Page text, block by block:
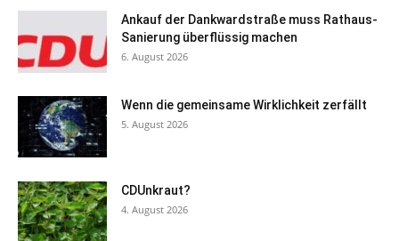
Ankauf der Dankwardstraße muss Rathaus-
Sanierung überflüssig machen
6. August 2026
Wenn die gemeinsame Wirklichkeit zerfällt
5. August 2026
CDUnkraut?
4. August 2026